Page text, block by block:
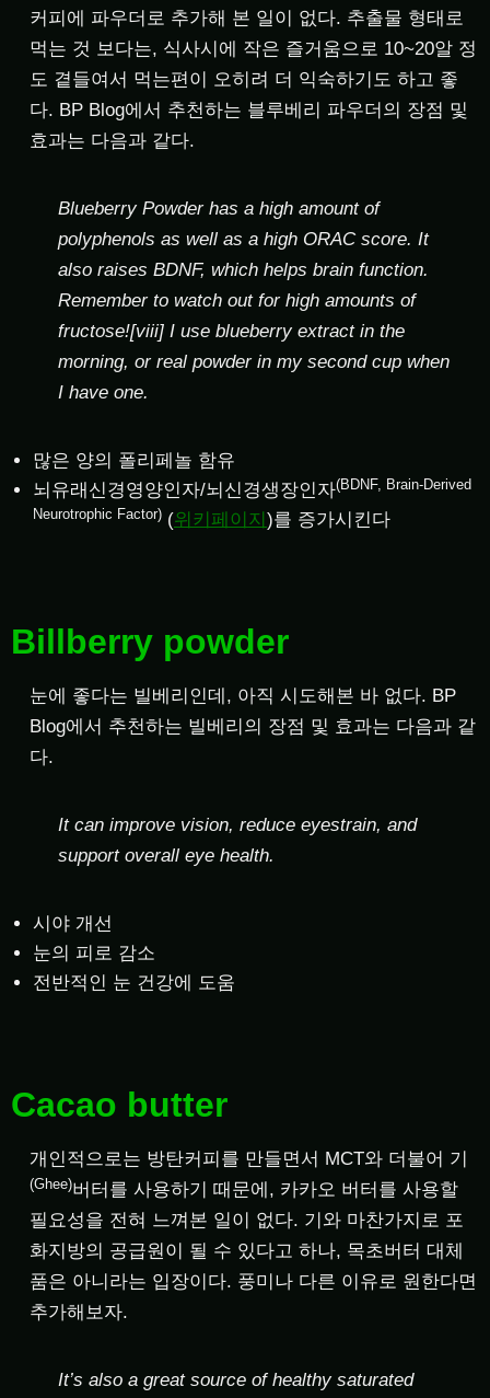
커피에 파우더로 추가해 본 일이 없다. 추출물 형태로
먹는 것 보다는, 식사시에 작은 즐거움으로 10~20알 정
도 곁들여서 먹는편이 오히려 더 익숙하기도 하고 좋
다. BP Blog에서 추천하는 블루베리 파우더의 장점 및
효과는 다음과 같다.
Blueberry Powder has a high amount of
polyphenols as well as a high ORAC score. It
also raises BDNF, which helps brain function.
Remember to watch out for high amounts of
fructose![viii] I use blueberry extract in the
morning, or real powder in my second cup when
I have one.
많은 양의 폴리페놀 함유
뇌유래신경영양인자/뇌신경생장인자(BDNF, Brain-Derived
Neurotrophic Factor) (위키페이지)를 증가시킨다
Billberry powder
눈에 좋다는 빌베리인데, 아직 시도해본 바 없다. BP
Blog에서 추천하는 빌베리의 장점 및 효과는 다음과 같
다.
It can improve vision, reduce eyestrain, and
support overall eye health.
시야 개선
눈의 피로 감소
전반적인 눈 건강에 도움
Cacao butter
개인적으로는 방탄커피를 만들면서 MCT와 더불어 기
(Ghee)버터를 사용하기 때문에, 카카오 버터를 사용할
필요성을 전혀 느껴본 일이 없다. 기와 마찬가지로 포
화지방의 공급원이 될 수 있다고 하나, 목초버터 대체
품은 아니라는 입장이다. 풍미나 다른 이유로 원한다면
추가해보자.
It’s also a great source of healthy saturated